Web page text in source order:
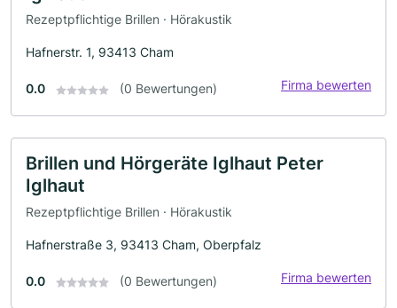
Rezeptpflichtige Brillen · Hörakustik
Hafnerstr. 1, 93413 Cham
0.0 (0 Bewertungen) Firma bewerten
Brillen und Hörgeräte Iglhaut Peter
Iglhaut
Rezeptpflichtige Brillen · Hörakustik
Hafnerstraße 3, 93413 Cham, Oberpfalz
0.0 (0 Bewertungen) Firma bewerten